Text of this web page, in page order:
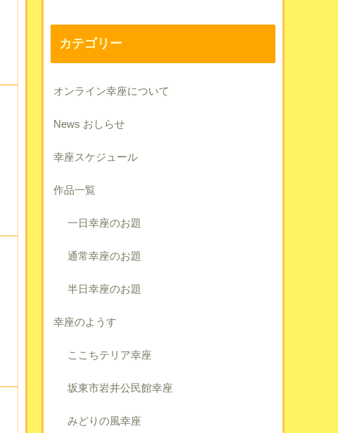
カテゴリー
オンライン幸座について
News おしらせ
幸座スケジュール
作品一覧
一日幸座のお題
通常幸座のお題
半日幸座のお題
幸座のようす
ここちテリア幸座
坂東市岩井公民館幸座
みどりの風幸座